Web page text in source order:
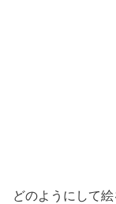
どのようにして